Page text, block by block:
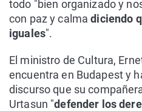
todo "bien organizado y
con paz y calmadiciendo
iguales".
El ministro de Cultura,
encuentra en Budapest y
discurso que su
Urtasun "defender los